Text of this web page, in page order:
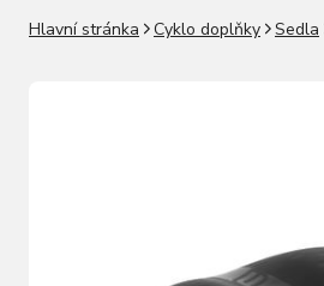
Hlavní stránka Cyklo doplňky Sedla